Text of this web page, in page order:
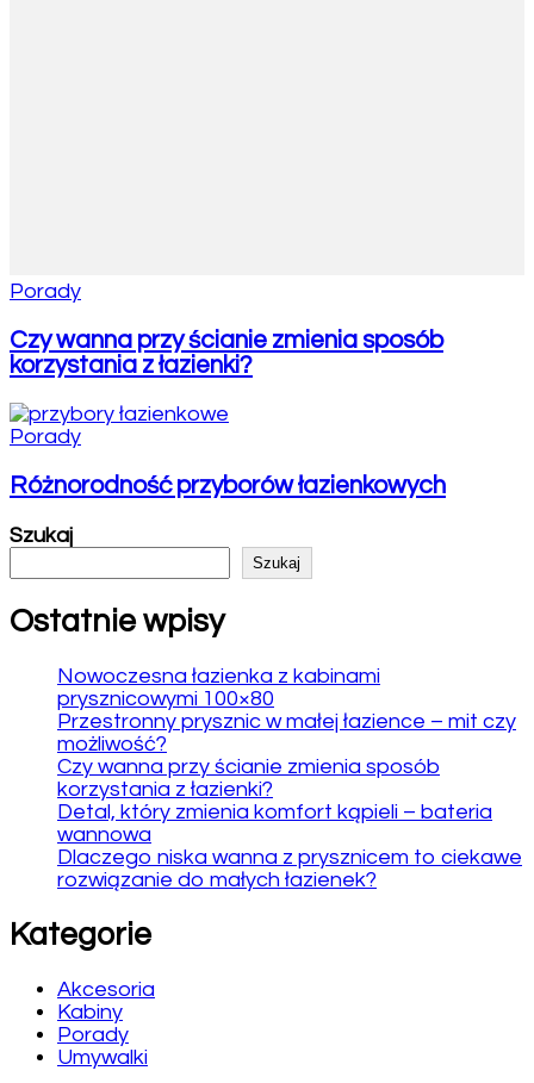
Porady
Czy wanna przy ścianie zmienia sposób
korzystania z łazienki?
Porady
Różnorodność przyborów łazienkowych
Szukaj
Szukaj
Ostatnie wpisy
Nowoczesna łazienka z kabinami
prysznicowymi 100×80
Przestronny prysznic w małej łazience – mit czy
możliwość?
Czy wanna przy ścianie zmienia sposób
korzystania z łazienki?
Detal, który zmienia komfort kąpieli – bateria
wannowa
Dlaczego niska wanna z prysznicem to ciekawe
rozwiązanie do małych łazienek?
Kategorie
Akcesoria
Kabiny
Porady
Umywalki